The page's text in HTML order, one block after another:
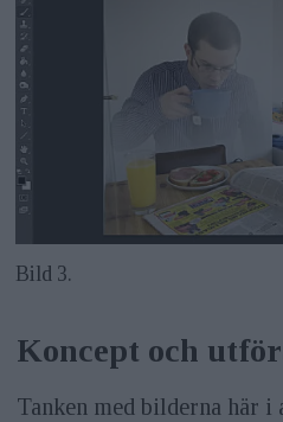
Bild 3.
Koncept och
Tanken med bilderna här i